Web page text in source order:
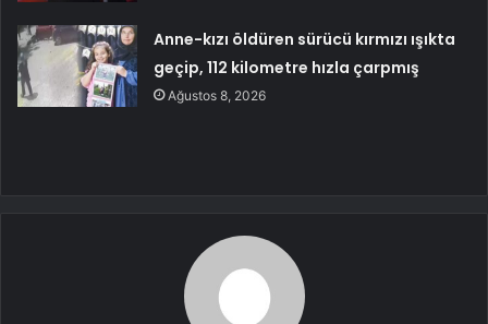
Anne-kızı öldüren sürücü kırmızı ışıkta
geçip, 112 kilometre hızla çarpmış
Ağustos 8, 2026